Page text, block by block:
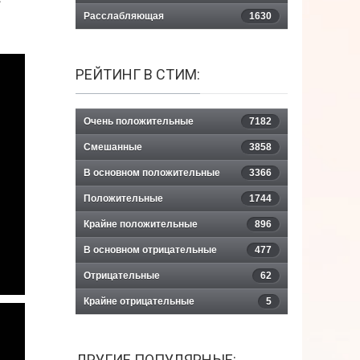
Расслабляющая 1630
РЕЙТИНГ В СТИМ:
Очень положительные 7182
Смешанные 3858
В основном положительные 3366
Положительные 1744
Крайне положительные 896
В основном отрицательные 477
Отрицательные 62
Крайне отрицательные 5